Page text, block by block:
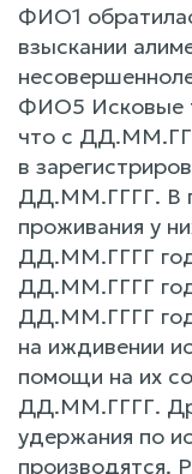
ФИО1
взыскании
ФИО5 Исковые
что с
в
ДД.ММ.ГГГГ. В
проживания у
ДД.ММ.ГГГГ
ДД.ММ.ГГГГ
ДД.ММ.ГГГГ
на иждивении
помощи на их
ДД.ММ.ГГГГ.
удержания по
производятся.